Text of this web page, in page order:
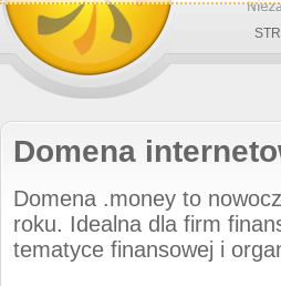
Domena
Domena .money to
roku. Idealna dla firm
tematyce finansowej i